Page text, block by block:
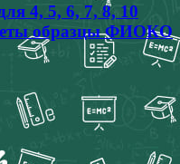
4, 5, 6, 7, 8, 10
образцы ФИОКО